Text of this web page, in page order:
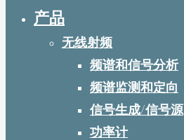
产品
无线射频
频谱和信号分析
频谱监测和定向
信号生成/信号源
功率计